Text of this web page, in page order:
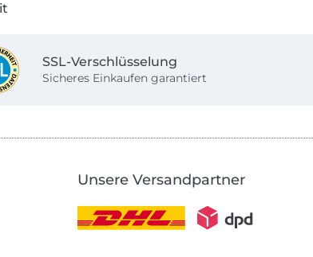
SSL-Verschlüsselung
Sicheres Einkaufen garantiert
Unsere Versandpartner